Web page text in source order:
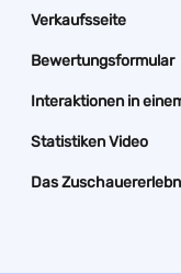
Verkaufsseite
Bewertungsformular
Interaktionen in
Statistiken Video
Das